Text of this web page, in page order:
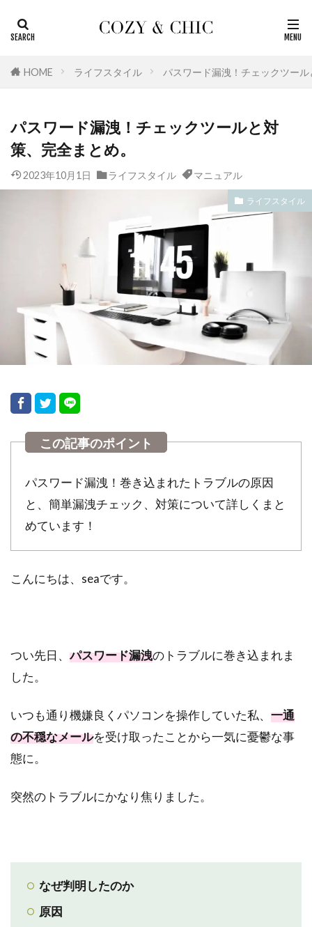
HOME ライフスタイル パスワード漏洩！チェックツー
パスワード漏洩！チェックツールと対
策、完全まとめ。
2023年10月1日 ライフスタイル マニュアル
ライフスタイル
パスワード漏洩！巻き込まれたトラブルの原因
と、簡単漏洩チェック、対策について詳しくまと
めています！
こんにちは、seaです。
つい先日、パスワード漏洩のトラブルに巻き込まれま
した。
いつも通り機嫌良くパソコンを操作していた私、 一通
の不穏なメールを受け取ったことから一気に憂鬱な事
態に。
突然のトラブルにかなり焦りました。
なぜ判明したのか
原因
カテゴリー
おしゃれ 北欧 生活雑貨
無印良品
浴室
洗面室
季節のもの
国内 名作
収納
リノベーション
マニュアル
ホテル トラベル
ダイエット
キッチン
インテリア
アメリカ
訪問記
検索